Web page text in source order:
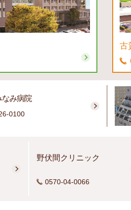
古
なみ病院
0100
野伏間クリニック
0570-04-0066